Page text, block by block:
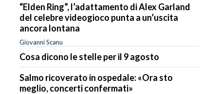
“Elden Ring”, l’adattamento di Alex Garland
del celebre videogioco punta a un’uscita
ancora lontana
Giovanni Scanu
Cosa dicono le stelle per il 9 agosto
Salmo ricoverato in ospedale: «Ora sto
meglio, concerti confermati»